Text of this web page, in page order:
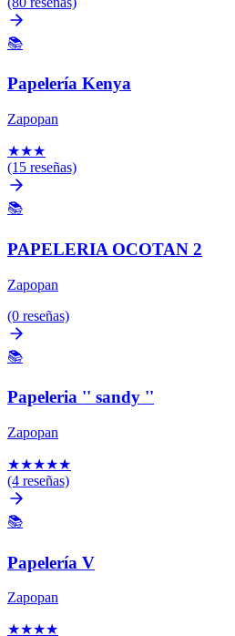
📚
Papelería Kenya
Zapopan
★★★
(15 reseñas)
📚
PAPELERIA OCOTAN 2
Zapopan
(0 reseñas)
📚
Papeleria '' sandy ''
Zapopan
★★★★★
(4 reseñas)
📚
Papelería V
Zapopan
★★★★